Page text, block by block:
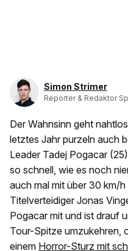
Simon Strimer
Reporter & Redaktor
Der Wahnsinn geht
letztes Jahr purzeln auch
Leader Tadej Pogacar
so schnell, wie es noch
auch mal mit über 30 km/
Titelverteidiger Jonas
Pogacar mit und ist drauf
Tour-Spitze umzukehren,
einem Horror-Sturz mit